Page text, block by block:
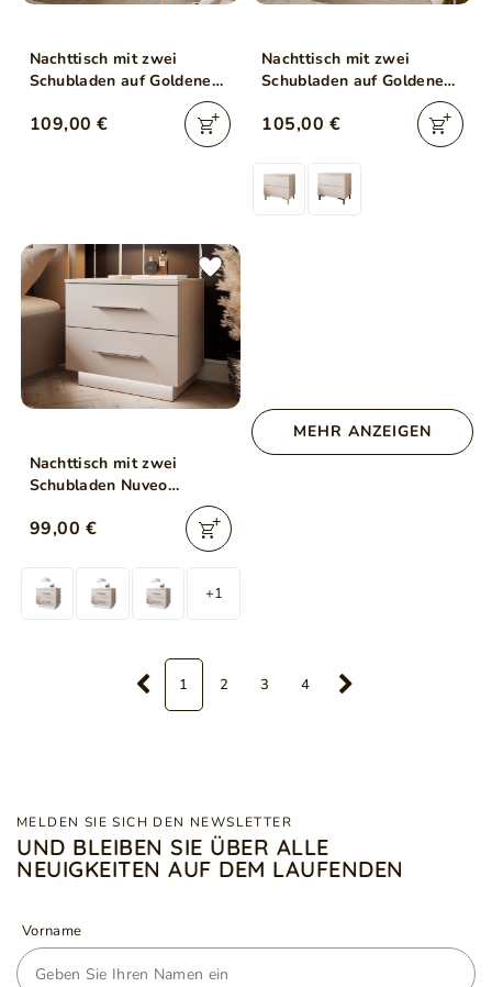
Nachttisch mit zwei
Schubladen auf Goldenen
Kaschmir
109,00 €
Nachttisch mit zwei
Schubladen auf Goldenen
Beinen Nuveo Kaschmir
105,00 €
Nachttisch mit zwei
Schubladen Nuveo
99,00 €
+1
MEHR ANZEIGEN
1 2 3 4
MELDEN SIE SICH DEN NEWSLETTER
UND BLEIBEN SIE ÜBER ALLE
NEUIGKEITEN AUF DEM LAUFENDEN
Vorname